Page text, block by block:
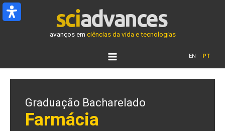
Ir
para
avanços em ciências da vida e tecnologias
EN PT
Graduação Bacharelado
Farmácia